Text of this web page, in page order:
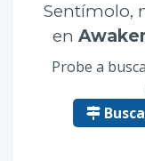
Sentímolo,
en
Probe a